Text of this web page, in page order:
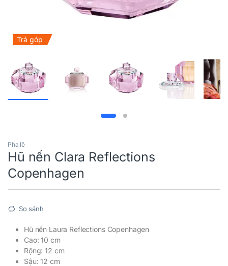
Trả góp
Pha lê
Hũ nến Clara Reflections
Copenhagen
So sánh
Hũ nến Laura Reflections Copenhagen
Cao: 10 cm
Rộng: 12 cm
Sậu: 12 cm